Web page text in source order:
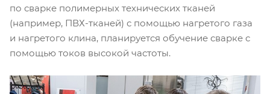
по сварке полимерных технических тканей
(например, ПВХ-тканей) с помощью нагретого газа
и нагретого клина, планируется обучение сварке с
помощью токов высокой частоты.